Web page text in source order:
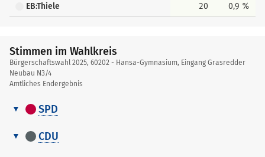
EB:Thiele 20 0,9 %
Stimmen im Wahlkreis
Bürgerschaftswahl 2025, 60202 - Hansa-Gymnasium, Eingang Grasredder
Neubau N3/4
Amtliches Endergebnis
SPD
im
Wahlkreis
CDU